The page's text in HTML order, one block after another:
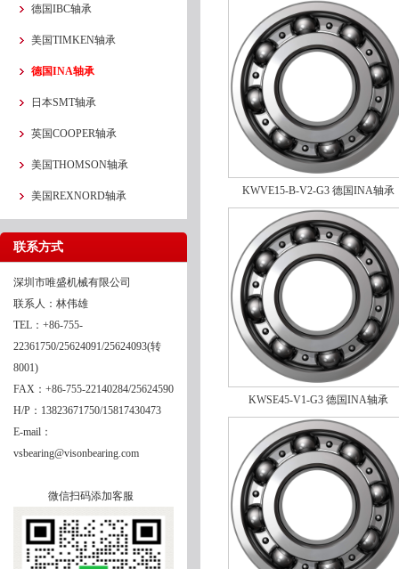
德国IBC轴承
美国TIMKEN轴承
德国INA轴承
日本SMT轴承
英国COOPER轴承
美国THOMSON轴承
美国REXNORD轴承
联系方式
深圳市唯盛机械有限公司
联系人：林伟雄
TEL：+86-755-
22361750/25624091/25624093(转
8001)
FAX：+86-755-22140284/25624590
H/P：13823671750/15817430473
E-mail：
vsbearing@visonbearing.com
微信扫码添加客服
KWVE15-B-V2-G3 德国INA轴承
NKIS20
KWSE45-V1-G3 德国INA轴承
NKIB5904